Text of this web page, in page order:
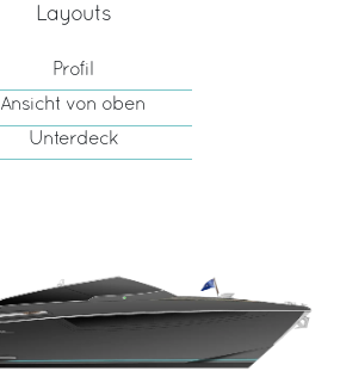
Layouts
Profil
Ansicht von oben
Unterdeck